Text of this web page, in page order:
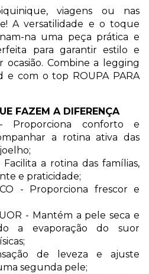
viagens ou nas
A versatilidade e o toque
na uma peça prática e
para garantir estilo e
Combine a legging
e com o top ROUPA PARA
FAZEM A DIFERENÇA
Proporciona conforto e
a rotina ativa das
Facilita a rotina das famílias,
e praticidade;
- Proporciona frescor e
- Mantém a pele seca e
a evaporação do suor
de leveza e ajuste
segunda pele;